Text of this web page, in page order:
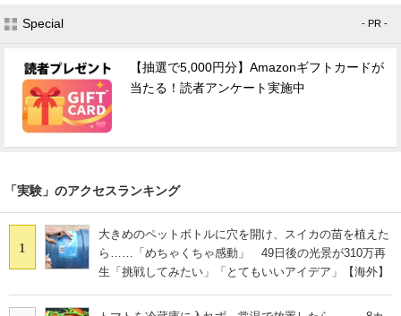
Special - PR -
【抽選で5,000円分】Amazonギフトカードが
当たる！読者アンケート実施中
「実験」のアクセスランキング
1
大きめのペットボトルに穴を開け、スイカの苗を植えた
ら……「めちゃくちゃ感動」 49日後の光景が310万再
生「挑戦してみたい」「とてもいいアイデア」【海外】